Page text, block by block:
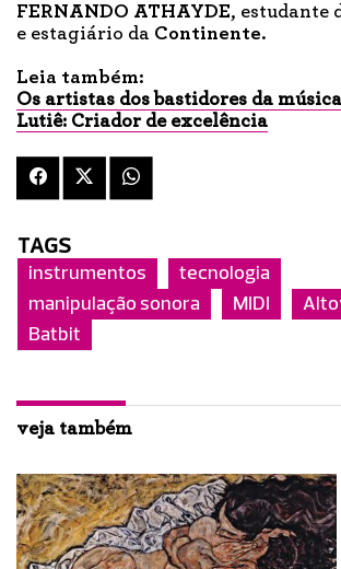
FERNANDO ATHAYDE, estudante
e estagiário da Continente.
Leia também:
Os artistas dos bastidores da música
Lutiê: Criador de excelência
TAGS
instrumentos
tecnologia
manipulação sonora
MIDI
Batbit
veja também